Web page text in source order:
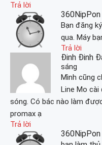
Trả lời
360NipPon
Bạn đăng
qua. Máy
Trả lời
Đinh Đinh
sáng
Mình cũng
Line Mo cài
sóng. Có bác nào làm
promax ạ
Trả lời
360NipPon